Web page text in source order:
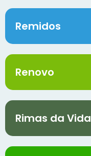
Remidos
Renovo
Rimas da Vida